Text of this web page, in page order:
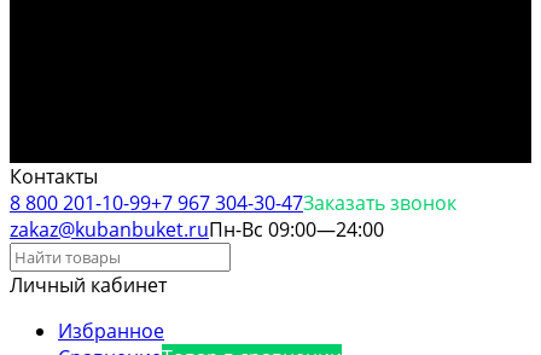
Контакты
8 800 201-10-99+7 967 304-30-47Заказать звонок
zakaz@kubanbuket.ruПн-Вс 09:00—24:00
Личный кабинет
Избранное